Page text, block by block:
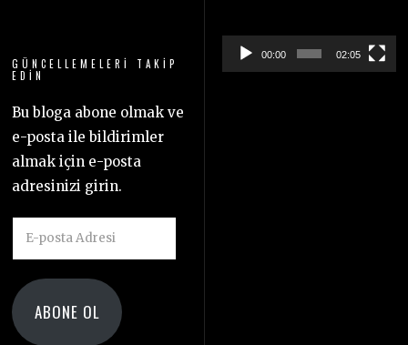
GÜNCELLEMELERI TAKIP
EDIN
Bu bloga abone olmak ve
e-posta ile bildirimler
almak için e-posta
adresinizi girin.
Adresi
ABONE OL
00:00 02:05